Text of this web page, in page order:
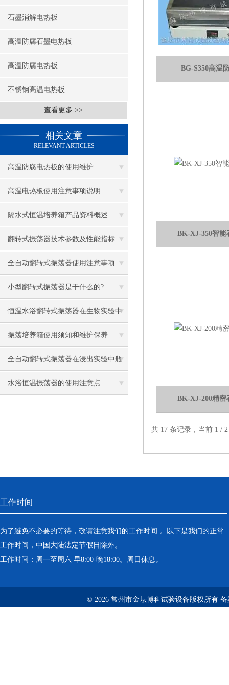
石墨消解电热板
高温防腐石墨电热板
高温防腐电热板
不锈钢高温电热板
查看更多 >>
相关文章
RELEVANT ARTICLES
高温防腐电热板的使用维护
高温电热板使用注意事项说明
隔水式恒温培养箱产品资料概述
翻转式振荡器技术参数及性能指标
全自动翻转式振荡器使用注意事项
小型翻转式振荡器是干什么的?
恒温水浴翻转式振荡器在生物实验中
的重要性
振荡培养箱使用须知和维护保养
全自动翻转式振荡器在浸出实验中瓶
盖密封性与防漏设计
水浴恒温振荡器的使用注意点
BG-S350高温
BK-XJ-350智能
BK-XJ-200精密
共 17 条记录，当前 1
工作时间
为了避免不必要的等待，敬请注意我们的工作时间 。以下是我们的正常
工作时间，中国大陆法定节假日除外。
工作时间：周一至周六 早8:00-晚18:00。周日休息。
© 2026 常州市金坛博科试验设备版权所有 备